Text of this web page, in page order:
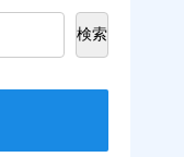
検索